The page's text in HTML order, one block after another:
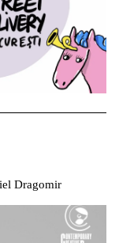
Dragomir